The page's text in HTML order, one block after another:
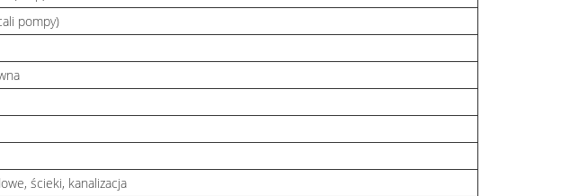
pompy)
ścieki, kanalizacja